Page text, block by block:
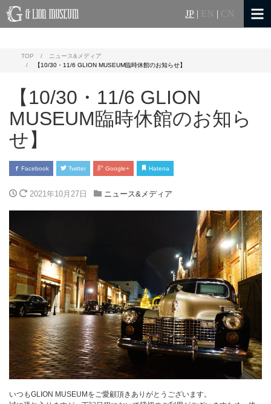
JP | EN | CN
TOP
ニュース&メディア
【10/30・11/6 GLION MUSEUM臨時休館のお知らせ】
【10/30・11/6 GLION
MUSEUM臨時休館のお知ら
せ】
Facebook Twitter Google+ Hatena
2021年10月27日 ニュース&メディア
いつもGLION MUSEUMをご愛顧頂きありがとうございます。